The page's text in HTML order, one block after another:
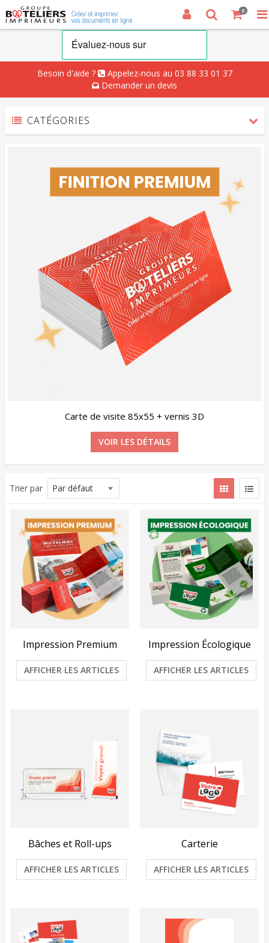
Besoin d'aide ?
Appelez-nous au 03 88 33 01 37
Demander un devis
0
CATÉGORIES
Carte de visite 85x55 + vernis 3D
VOIR LES DÉTAILS
Trier par
Impression Premium
AFFICHER LES ARTICLES
Impression Écologique
AFFICHER LES ARTICLES
Bâches et Roll-ups
AFFICHER LES ARTICLES
Carterie
AFFICHER LES ARTICLES